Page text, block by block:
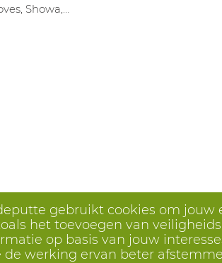
Showa,…
gebruikt cookies om
het toevoegen van
op basis van jouw
werking ervan beter